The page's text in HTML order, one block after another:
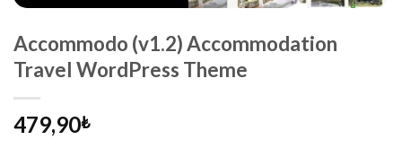
Accommodo (v1.2) Accommodation
Travel WordPress Theme
479,90₺